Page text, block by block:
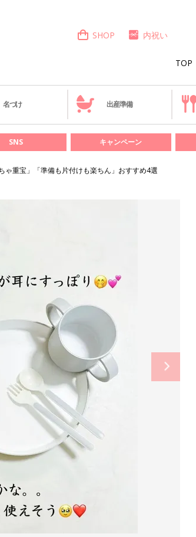
TOP
SHOP 内祝い
名づけ 出産準備
SNS キャンペーン
ゃ重宝」「準備も片付けも楽ちん」おすすめ4選